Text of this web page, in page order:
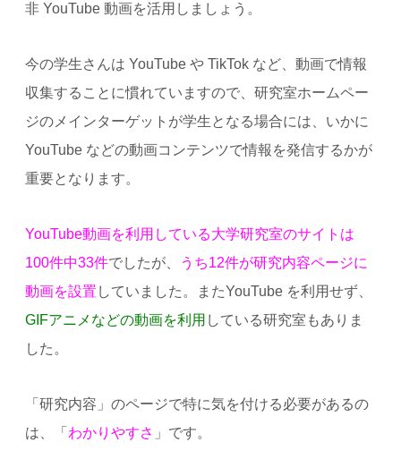
非 YouTube 動画を活用しましょう。
今の学生さんは YouTube や TikTok など、動画で情報
収集することに慣れていますので、研究室ホームペー
ジのメインターゲットが学生となる場合には、いかに
YouTube などの動画コンテンツで情報を発信するかが
重要となります。
YouTube動画を利用している大学研究室のサイトは
100件中33件でしたが、
うち12件が研究内容ページに
動画を設置 していました。またYouTube を利用せず、
GIFアニメなどの動画を利用 している研究室もありま
した。
「研究内容」のページで特に気を付ける必要があるの
は、「 わかりやすさ 」です。